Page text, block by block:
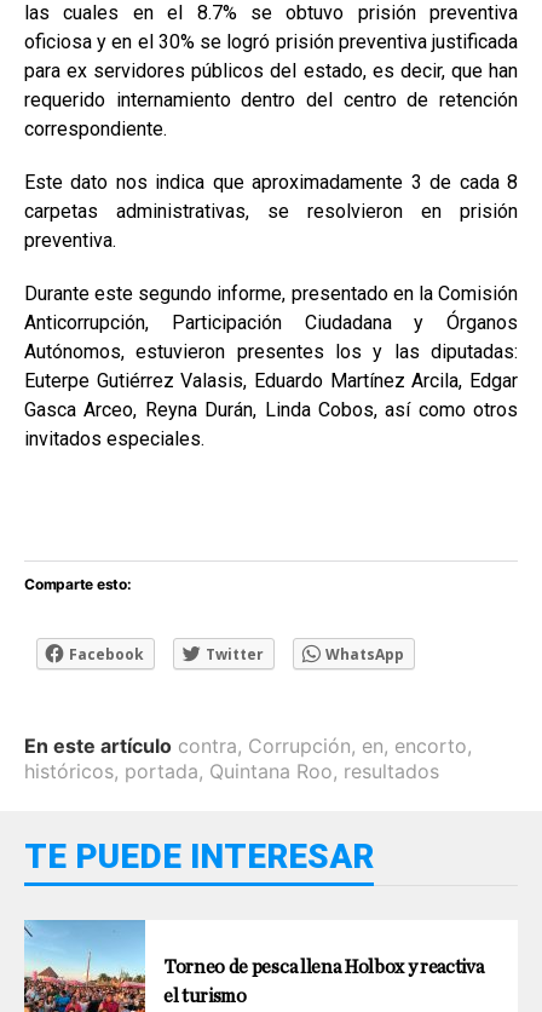
las cuales en el 8.7% se obtuvo prisión preventiva
oficiosa y en el 30% se logró prisión preventiva justificada
para ex servidores públicos del estado, es decir, que han
requerido internamiento dentro del centro de retención
correspondiente.
Este dato nos indica que aproximadamente 3 de cada 8
carpetas administrativas, se resolvieron en prisión
preventiva.
Durante este segundo informe, presentado en la Comisión
Anticorrupción, Participación Ciudadana y Órganos
Autónomos, estuvieron presentes los y las diputadas:
Euterpe Gutiérrez Valasis, Eduardo Martínez Arcila, Edgar
Gasca Arceo, Reyna Durán, Linda Cobos, así como otros
invitados especiales.
Comparte esto:
Facebook Twitter WhatsApp
En este artículo contra, Corrupción, en, encorto,
históricos, portada, Quintana Roo, resultados
TE PUEDE INTERESAR
Torneo de pesca llena Holbox y reactiva
el turismo